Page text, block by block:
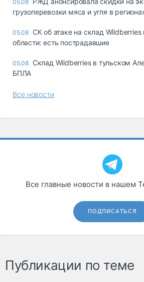
05.08
грузоперевозки мяса и угля в
05.08 СК об атаке на склад Wildberries
области: есть пострадавшие
05.08 Склад Wildberries в тульском
БПЛА
Все новости
Все главные новости в нашем
ПОДПИСАТЬСЯ
Публикации по теме